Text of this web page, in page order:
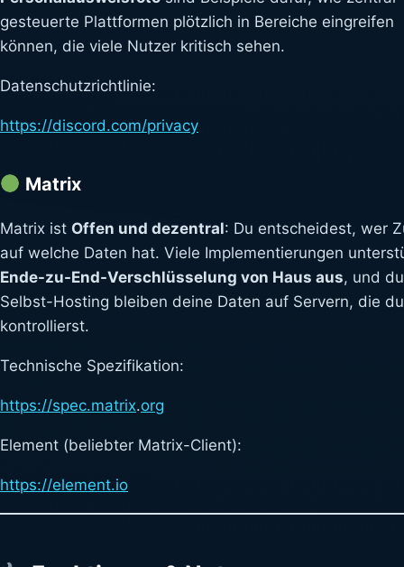
gesteuerte Plattformen plötzlich in Bereiche eingreifen
können, die viele Nutzer kritisch sehen.
Datenschutzrichtlinie:
https://discord.com/privacy
Matrix
Matrix ist Offen und dezentral: Du entscheidest, wer
auf welche Daten hat. Viele Implementierungen
Ende-zu-End-Verschlüsselung von Haus aus, und
Selbst-Hosting bleiben deine Daten auf Servern, die du
kontrollierst.
Technische Spezifikation:
https://spec.matrix.org
Element (beliebter Matrix-Client):
https://element.io